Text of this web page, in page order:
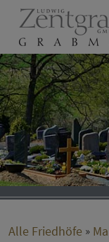
Alle Friedhöfe »